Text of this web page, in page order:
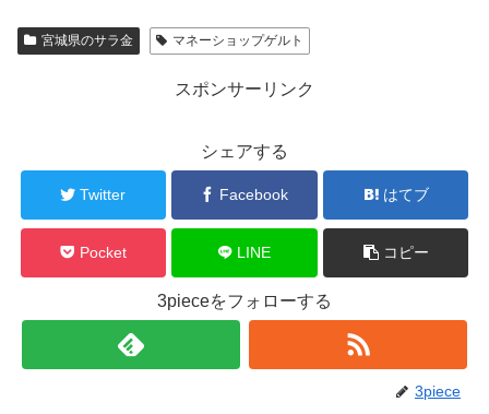
宮城県のサラ金 マネーショップゲルト
スポンサーリンク
シェアする
Twitter Facebook はてブ
Pocket LINE コピー
3pieceをフォローする
3piece